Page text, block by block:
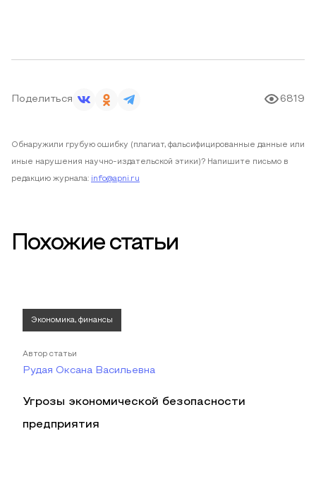
Поделиться 6819
Обнаружили грубую ошибку (плагиат, фальсифицированные данные или
иные нарушения научно-издательской этики)? Напишите письмо в
редакцию журнала: info@apni.ru
Похожие статьи
Экономика, финансы
Автор статьи
Рудая Оксана Васильевна
Угрозы экономической безопасности
предприятия